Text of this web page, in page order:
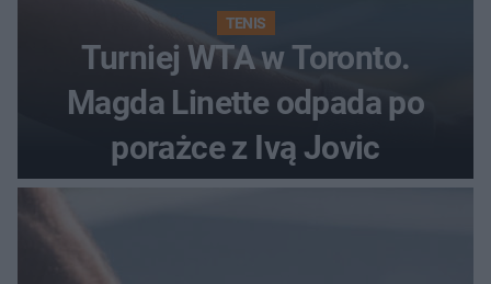
TENIS
Turniej WTA w Toronto.
Magda Linette odpada po
porażce z Ivą Jovic